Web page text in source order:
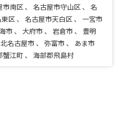
市南区 、 名古屋市守山区 、 名
区 、 名古屋市天白区 、 一宮市
市 、 大府市 、 岩倉市 、 豊明
北名古屋市 、 弥富市 、 あま市
蟹江町 、 海部郡飛島村